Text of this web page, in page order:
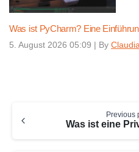
Was ist PyCharm? Eine
5. August 2026 05:09 | By
Reading
Previous
Was ist eine